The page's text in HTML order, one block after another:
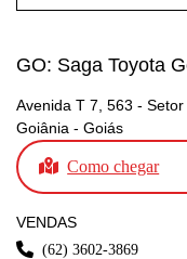
GO: Saga Toyota
Avenida T 7, 563 -
Goiânia - Goiás
Como chegar
VENDAS
(62) 3602-3869